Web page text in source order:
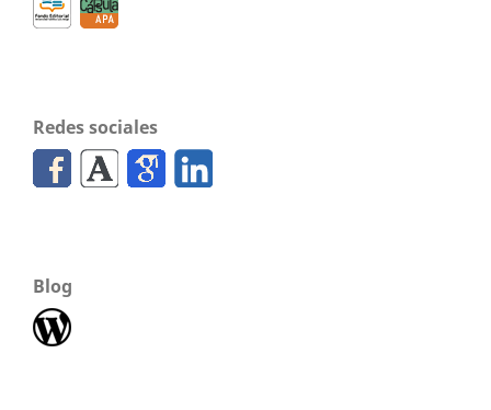
Redes sociales
Blog